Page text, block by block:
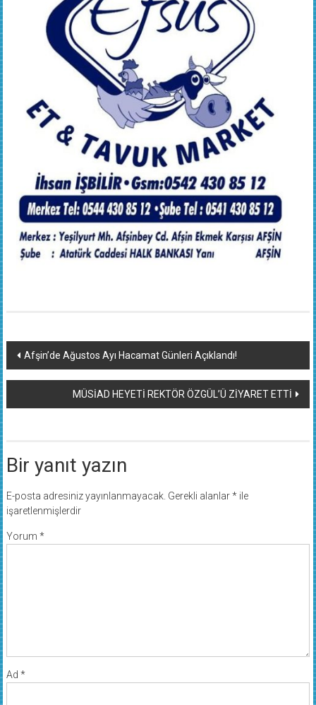
Yazı
dolaşımı
Afşin’de Ağustos Ayı Hacamat Günleri Açıklandı!
MÜSİAD HEYETİ REKTÖR ÖZGÜL’Ü ZİYARET ETTİ
Bir yanıt yazın
E-posta adresiniz yayınlanmayacak. Gerekli alanlar*ile
işaretlenmişlerdir
Yorum *
Ad *